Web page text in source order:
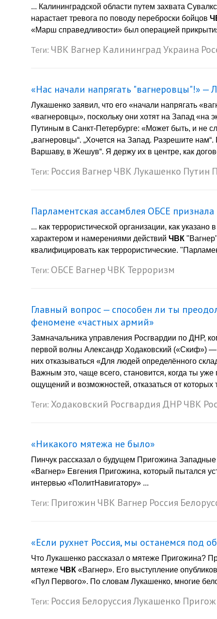
... Калининградской области путем захвата
нарастает тревога по поводу переброски бойцов
«Марш справедливости» был операцией
Теги: ЧВК Вагнер КалининградУкраина
«Нас начали напрягать "вагнеровцы"!» —
Лукашенко заявил, что его «начали напрягать
«вагнеровцы», поскольку они хотят на Запад «на
Путиным в Санкт-Петербурге: «Может быть, и не
„вагнеровцы“. „Хочется на Запад. Разрешите
Варшаву, в Жешув“. Я держу их в центре, как
Теги: Россия Вагнер ЧВКЛукашенко Путин
Парламентская ассамблея ОБСЕ признала
... как террористической организации, как
характером и намерениями действий ЧВК
квалифицировать как террористические.
Теги: ОБСЕ Вагнер ЧВК Терроризм
Главный вопрос — способен ли ты
феномене «частных армий»
Замначальника управления Росгвардии по ДНР,
первой волны Александр Ходаковский («Скиф»)
них отказываться «Для людей определённого
Важным это, чаще всего, становится, когда ты
ощущений и возможностей, отказаться от
Теги: Ходаковский Росгвардия ДНРЧВК
«Никакого мятежа не было»
Пинчук рассказал о будущем Пригожина
«Вагнер» Евгения Пригожина, который пытался
интервью «ПолитНавигатору» ...
Теги: Пригожин ЧВК Вагнер Россия
«Если рухнет Россия, мы останемся под
Что Лукашенко рассказал о мятеже Пригожина?
мятеже ЧВК «Вагнер». Его выступление
«Пул Первого». По словам Лукашенко, многие
Теги: Россия БелоруссияЛукашенко